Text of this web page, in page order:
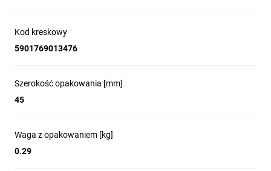
Kod kreskowy
5901769013476
Szerokość opakowania [mm]
45
Waga z opakowaniem [kg]
0.29